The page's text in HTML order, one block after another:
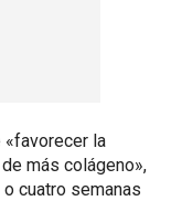
«favorecer la
más colágeno»,
cuatro semanas